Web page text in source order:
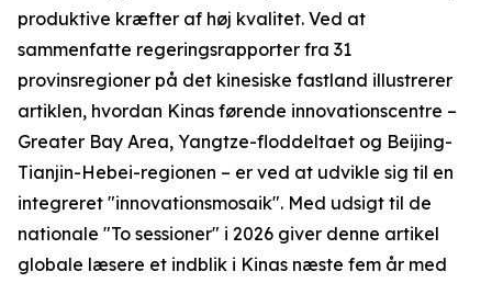
produktive kræfter af høj kvalitet. Ved at
sammenfatte regeringsrapporter fra 31
provinsregioner på det kinesiske fastland illustrerer
artiklen, hvordan Kinas førende innovationscentre –
Greater Bay Area, Yangtze-floddeltaet og Beijing-
Tianjin-Hebei-regionen – er ved at udvikle sig til en
integreret "innovationsmosaik". Med udsigt til de
nationale "To sessioner" i 2026 giver denne artikel
globale læsere et indblik i Kinas næste fem år med